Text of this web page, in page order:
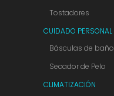
Tostadores
CUIDADO PERSONAL
Básculas de baño
Secador de Pelo
CLIMATIZACIÓN